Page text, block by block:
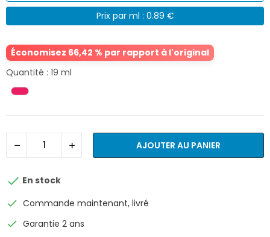
Prix par ml : 0.89 €
Économisez 66,42 % par rapport à l'original
Quantité : 19 ml
AJOUTER AU PANIER
 En stock
check Commande maintenant, livré
check Garantie 2 ans